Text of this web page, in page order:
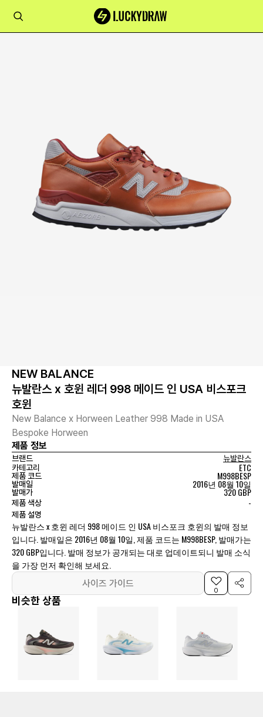
NEW BALANCE
뉴발란스 x 호윈 레더 998 메이드 인 USA 비스포크
호윈
New Balance x Horween Leather 998 Made in USA
Bespoke Horween
제품 정보
브랜드
뉴발란스
카테고리
ETC
제품 코드 M998BESP
발매일 2016년 08월 10일
발매가 320 GBP
제품 색상 -
제품 설명
뉴발란스 x 호윈 레더 998 메이드 인 USA 비스포크 호윈의 발매 정보
입니다. 발매일은 2016년 08월 10일, 제품 코드는 M998BESP, 발매가는
320 GBP입니다. 발매 정보가 공개되는 대로 업데이트되니 발매 소식
을 가장 먼저 확인해 보세요.
사이즈 가이드
0
비슷한 상품